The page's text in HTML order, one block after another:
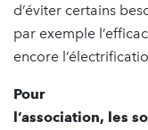
d’éviter certains
par exemple
encore
Pour
l’association, les